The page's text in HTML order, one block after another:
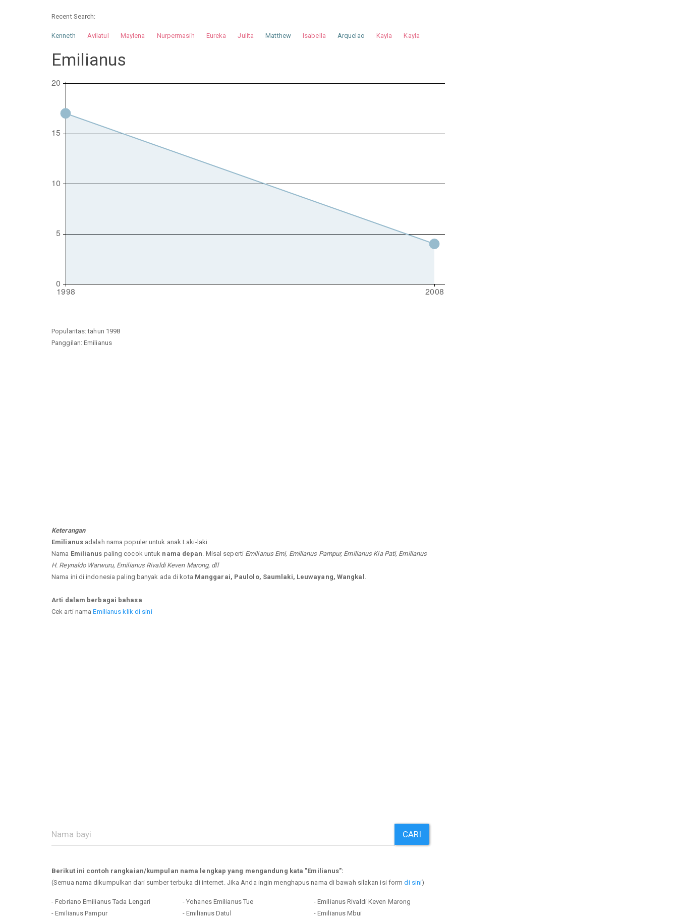
Recent Search:
Kenneth Avilatul Maylena Nurpermasih Eureka Julita Matthew Isabella Arquelao Kayla
Kayla
Emilianus
Popularitas: tahun 1998
Panggilan: Emilianus
Keterangan
Emilianusadalah nama populer untuk anak Laki-laki.
Nama Emilianus paling cocok untuk nama depan . Misal seperti Emilianus Emi, Emilianus Pampur, Emilianus Kia Pati, Emilianus
H. Reynaldo Warwuru, Emilianus Rivaldi Keven Marong, dll
Nama ini di indonesia paling banyak ada di kota Manggarai, Paulolo, Saumlaki, Leuwayang, Wangkal
Arti dalam berbagai bahasa
Cek arti namaEmilianus klik di sini
CARI
Berikut ini contoh rangkaian/kumpulan nama lengkap yang mengandung kata "Emilianus":
(Semua nama dikumpulkan dari sumber terbuka di internet. Jika Anda ingin menghapus nama di bawah silakan isi formdi sini)
- Febriano Emilianus Tada Lengari
- Emilianus Pampur
- Yohanes Emilianus Tue
- Emilianus Datul
- Emilianus Rivaldi Keven Marong
- Emilianus Mbui